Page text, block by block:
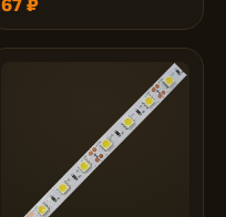
лента 1м.
67 ₽